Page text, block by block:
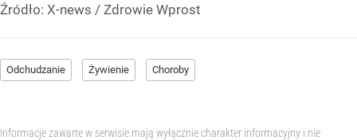
Źródło: X-news / Zdrowie Wprost
Odchudzanie Żywienie Choroby
Informacje zawarte w serwisie mają wyłącznie charakter informacyjny i nie